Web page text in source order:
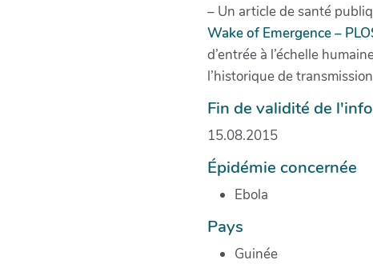
– Un article de santé
Wake of Emergence –
d’entrée à l’échelle
l’historique de
Fin de validité de
15.08.2015
Épidémie concernée
Ebola
Pays
Guinée